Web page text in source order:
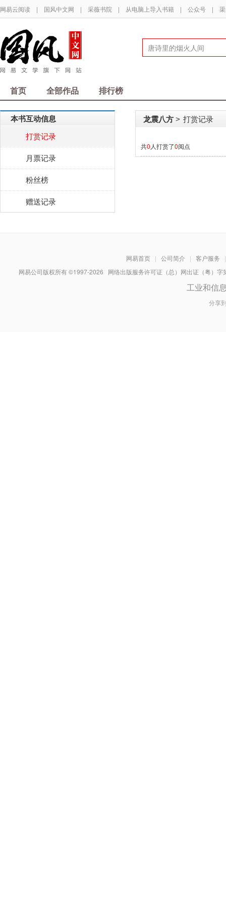
网易云阅读 | 国风中文网 | 采薇书院 | 从电脑上导入书籍 | 公众号 |
首页 全部作品 排行榜
本书互动信息
打赏记录
月票记录
粉丝榜
赠送记录
龙震八方 > 打赏记录
共0 人打赏了0阅点
网易首页 | 公司简介 | 客户服务
|
网易公司版权所有 ©1997-2026 网络出版服务许可证（总）网出证（粤）
工业和信
分享